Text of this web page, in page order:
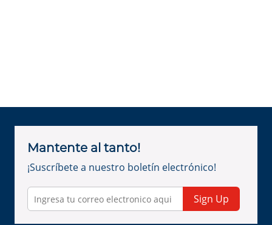
Mantente al tanto!
¡Suscríbete a nuestro boletín electrónico!
Sign Up